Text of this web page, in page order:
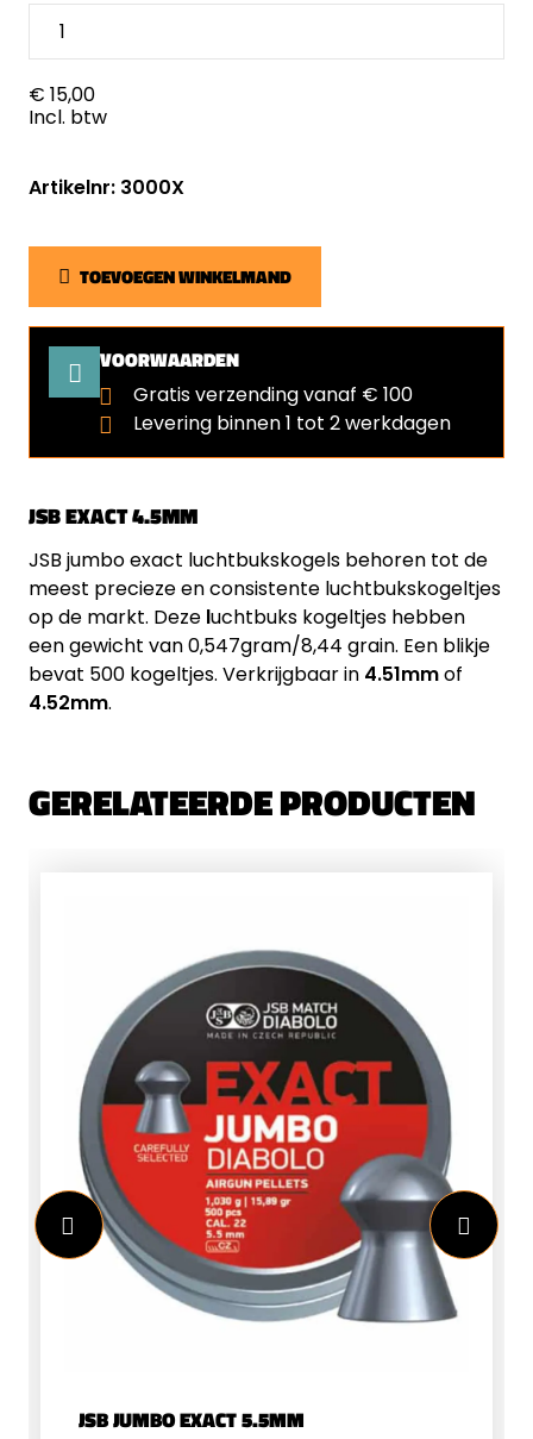
JSB EXACT 4.5MM
JSB jumbo exact luchtbukskogels behoren tot de
meest precieze en consistente luchtbukskogeltjes
op de markt. Deze luchtbuks kogeltjes hebben
een gewicht van 0,547gram/8,44 grain. Een blikje
bevat 500 kogeltjes. Verkrijgbaar in 4.51mmof
4.52mm.
€ 15,00
Incl. btw
Artikelnr: 3000X
TOEVOEGEN WINKELMAND
VOORWAARDEN
Gratis verzending vanaf € 100
Levering binnen 1 tot 2 werkdagen
GERELATEERDE PRODUCTEN
JSB JUMBO EXACT 5.5MM